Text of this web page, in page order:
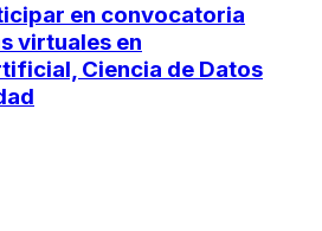
en convocatoria
virtuales en
Ciencia de Datos